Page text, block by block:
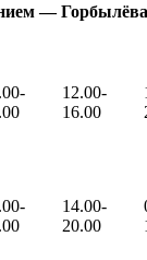
—
12.00-
16.00
14.00-
20.00